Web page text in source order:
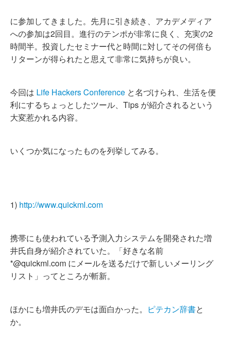
に参加してきました。先月に引き続き、アカデメディア
への参加は2回目。進行のテンポが非常に良く、充実の2
時間半。投資したセミナー代と時間に対してその何倍も
リターンが得られたと思えて非常に気持ちが良い。
今回は Life Hackers Conference と名づけられ、生活を便
利にするちょっとしたツール、Tips が紹介されるという
大変惹かれる内容。
いくつか気になったものを列挙してみる。
1) http://www.quickml.com
携帯にも使われている予測入力システムを開発された増
井氏自身が紹介されていた。「好きな名前
*@quickml.com にメールを送るだけで新しいメーリング
リスト」ってところが斬新。
ほかにも増井氏のデモは面白かった。 ピテカン辞書と
か。